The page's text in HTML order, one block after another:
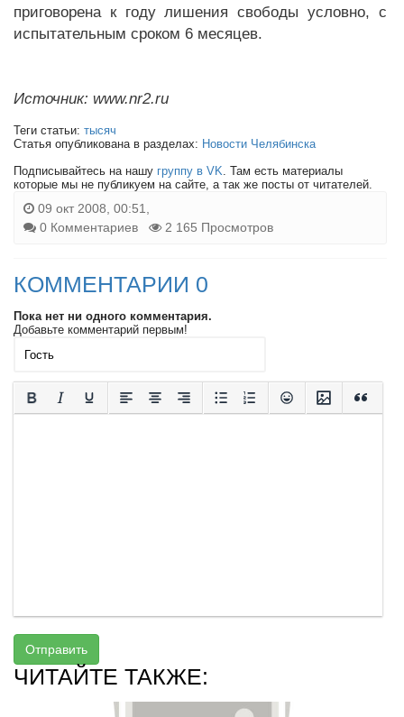
приговорена к году лишения свободы условно, с
испытательным сроком 6 месяцев.
Источник: www.nr2.ru
Теги статьи: тысяч
Статья опубликована в разделах: Новости Челябинска
Подписывайтесь на нашу группу в VK. Там есть материалы
которые мы не публикуем на сайте, а так же посты от читателей.
09 окт 2008, 00:51,
0 Комментариев
2 165 Просмотров
КОММЕНТАРИИ 0
Пока нет ни одного комментария.
Добавьте комментарий первым!
Отправить
ЧИТАЙТЕ ТАКЖЕ: